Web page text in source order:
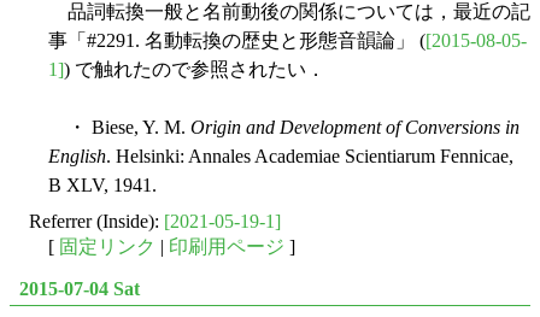
品詞転換一般と名前動後の関係については，最近の記
事「#2291. 名動転換の歴史と形態音韻論」 ([2015-08-05-
1]) で触れたので参照されたい．
・ Biese, Y. M. Origin and Development of Conversions in
English. Helsinki: Annales Academiae Scientiarum Fennicae,
B XLV, 1941.
Referrer (Inside): [2021-05-19-1]
[ 固定リンク | 印刷用ページ ]
2015-07-04 Sat